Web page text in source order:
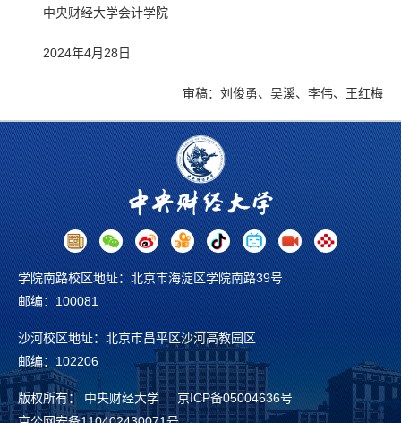
中央财经大学会计学院
2024年4月28日
审稿：刘俊勇、吴溪、李伟、王红梅
学院南路校区地址：北京市海淀区学院南路39号
邮编：100081
沙河校区地址：北京市昌平区沙河高教园区
邮编：102206
版权所有： 中央财经大学 京ICP备05004636号